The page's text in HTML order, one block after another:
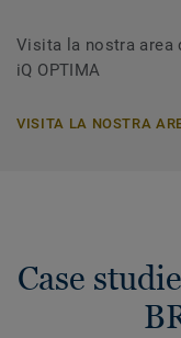
Visita la nostra area
iQ OPTIMA
VISITA LA NOSTRA
Case